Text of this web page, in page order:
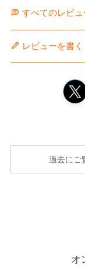
すべてのレビュ
レビューを書く
過去にご
オ